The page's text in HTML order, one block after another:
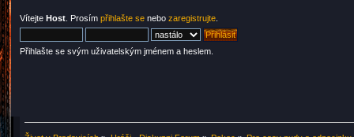
Vítejte Host . Prosím přihlašte se nebo zaregistrujte
Přihlašte se svým uživatelským jménem a heslem.